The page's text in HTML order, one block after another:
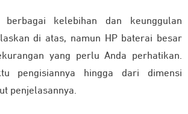
kelebihan dan keunggulan
di atas, namun HP baterai besar
yang perlu Anda perhatikan.
pengisiannya hingga dari dimensi
penjelasannya.